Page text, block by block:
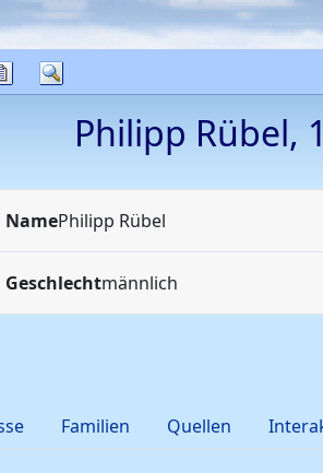
Berichte
Philipp Rübel,
NamePhilipp Rübel
Geschlechtmännlich
Familien Quellen